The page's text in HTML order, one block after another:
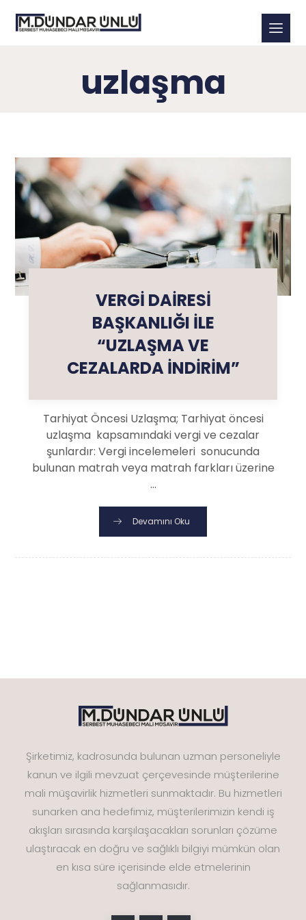
uzlaşma
VERGİ DAİRESİ
BAŞKANLIĞI İLE
“UZLAŞMA VE
CEZALARDA İNDİRİM”
Tarhiyat Öncesi Uzlaşma; Tarhiyat öncesi
uzlaşma kapsamındaki vergi ve cezalar
şunlardır: Vergi incelemeleri sonucunda
bulunan matrah veya matrah farkları üzerine
...
Devamını Oku
Şirketimiz, kadrosunda bulunan uzman personeliyle
kanun ve ilgili mevzuat çerçevesinde müşterilerine
mali müşavirlik hizmetleri sunmaktadır. Bu hizmetleri
sunarken ana hedefimiz, müşterilerimizin kendi iş
akışları sırasında karşılaşacakları sorunları çözüme
ulaştıracak en doğru ve sağlıklı bilgiyi mümkün olan
en kısa süre içerisinde elde etmelerinin
sağlanmasıdır.